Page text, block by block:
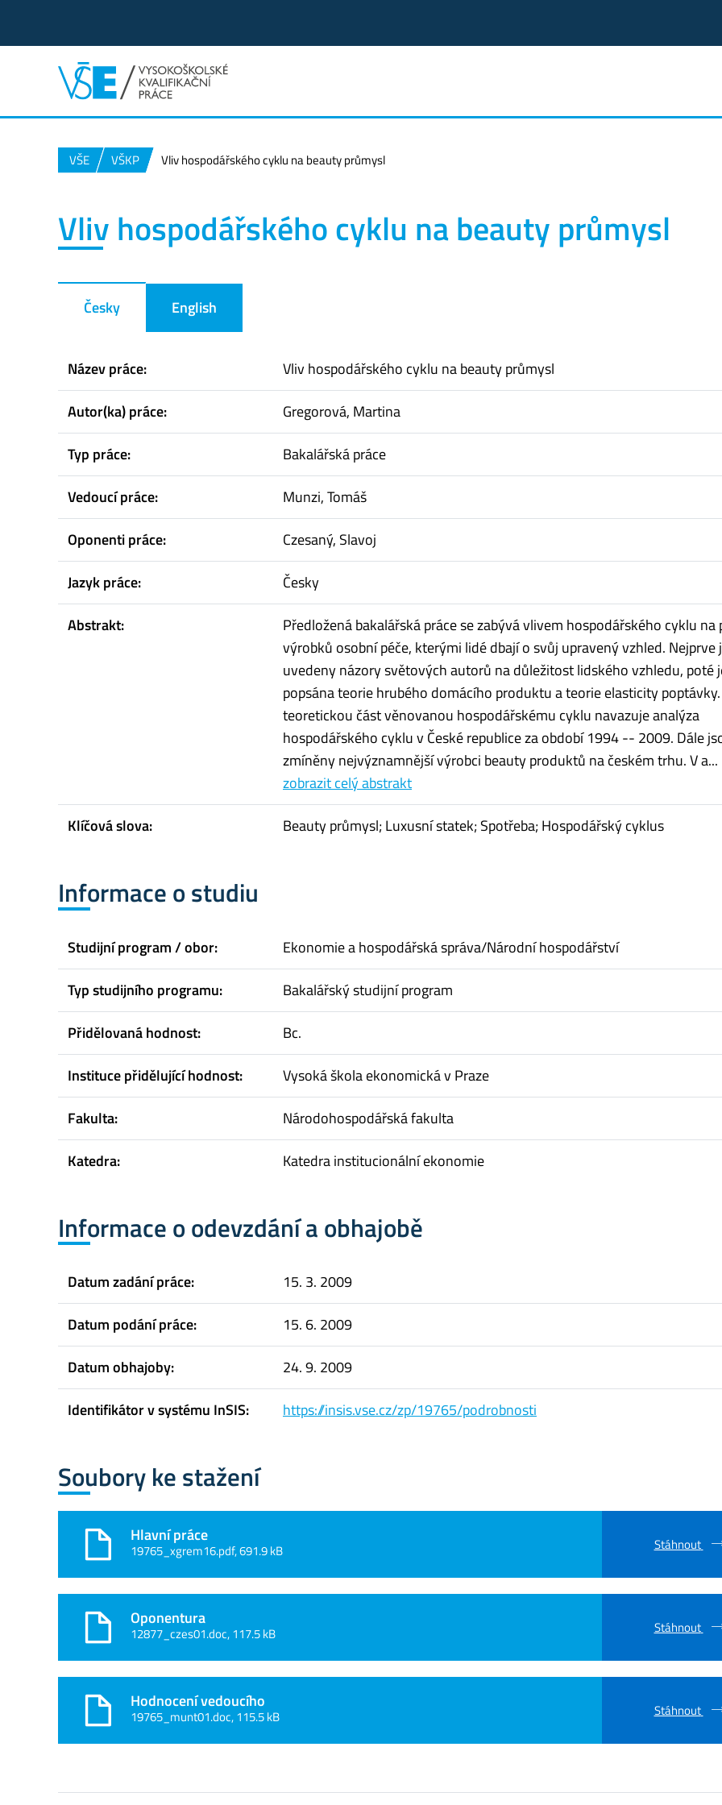
VŠE VŠKP Vliv hospodářského cyklu na beauty průmysl
Vliv hospodářského cyklu na beauty průmysl
Česky English
Název práce:
Vliv hospodářského cyklu na beauty průmysl
Autor(ka) práce:
Gregorová, Martina
Typ práce:
Bakalářská práce
Vedoucí práce:
Munzi, Tomáš
Oponenti práce:
Czesaný, Slavoj
Jazyk práce:
Česky
Abstrakt:
Předložená bakalářská práce se zabývá vlivem hospodářského cyklu na
výrobků osobní péče, kterými lidé dbají o svůj upravený vzhled. Nejprve
uvedeny názory světových autorů na důležitost lidského vzhledu, poté
popsána teorie hrubého domácího produktu a teorie elasticity
teoretickou část věnovanou hospodářskému cyklu navazuje analýza
hospodářského cyklu v České republice za období 1994 -- 2009. Dále
zmíněny nejvýznamnější výrobci beauty produktů na českém trhu. V a...
zobrazit celý abstrakt
Klíčová slova:
Beauty průmysl; Luxusní statek; Spotřeba; Hospodářský cyklus
Informace o studiu
Studijní program / obor:
Ekonomie a hospodářská správa/Národní hospodářství
Typ studijního programu:
Bakalářský studijní program
Přidělovaná hodnost:
Bc.
Instituce přidělující hodnost:
Vysoká škola ekonomická v Praze
Fakulta:
Národohospodářská fakulta
Katedra:
Katedra institucionální ekonomie
Informace o odevzdání a obhajobě
Datum zadání práce:
15. 3. 2009
Datum podání práce:
15. 6. 2009
Datum obhajoby:
24. 9. 2009
Identifikátor v systému InSIS:
https://insis.vse.cz/zp/19765/podrobnosti
Soubory ke stažení
Hlavní práce
19765_xgrem16.pdf, 691.9 kB Stáhnout
Oponentura
12877_czes01.doc, 117.5 kB Stáhnout
Hodnocení vedoucího
19765_munt01.doc, 115.5 kB Stáhnout